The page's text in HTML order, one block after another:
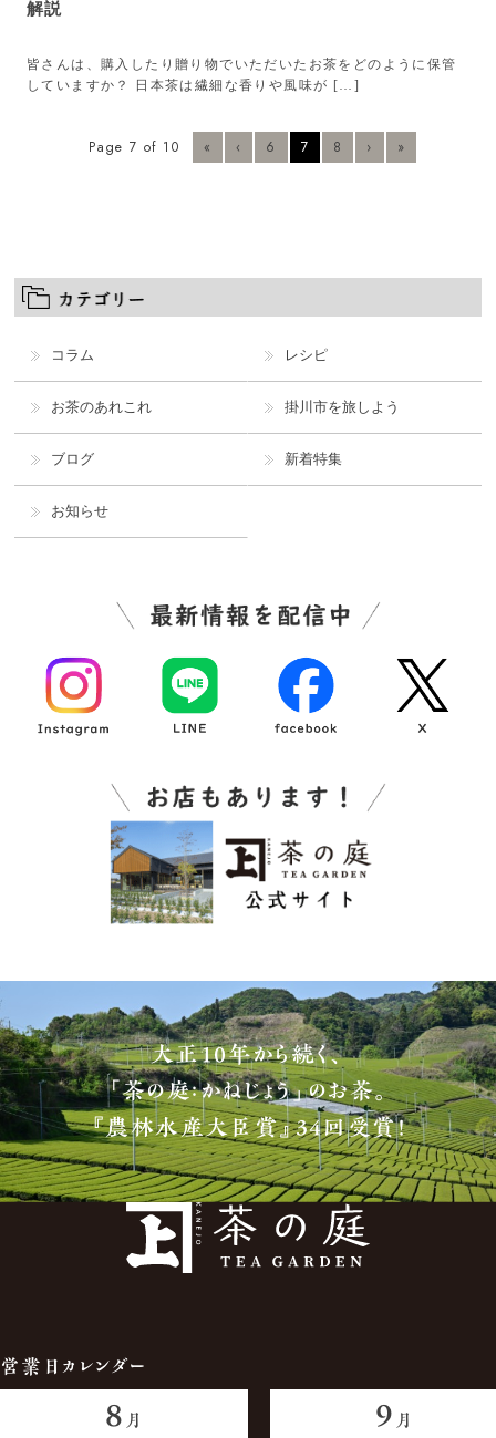
解説
皆さんは、購入したり贈り物でいただいたお茶をどのように保管
していますか？ 日本茶は繊細な香りや風味が […]
Page 7 of 10 « ‹ 6 7 8 › »
コラム レシピ
お茶のあれこれ 掛川市を旅しよう
ブログ 新着特集
お知らせ
大正10年から続く、
「茶の庭：かねじょう」のお茶。
『農林水産大臣賞』34回受賞！
営業日カレンダー
8 月 9 月